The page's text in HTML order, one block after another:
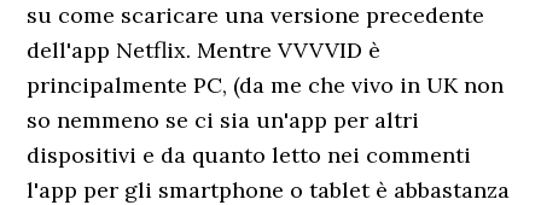
su come scaricare una versione precedente
dell'app Netflix. Mentre VVVVID è
principalmente PC, (da me che vivo in UK non
so nemmeno se ci sia un'app per altri
dispositivi e da quanto letto nei commenti
l'app per gli smartphone o tablet è abbastanza